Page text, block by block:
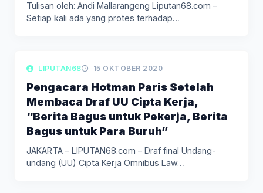
Tulisan oleh: Andi Mallarangeng Liputan68.com –
Setiap kali ada yang protes terhadap…
LIPUTAN BERITA
LIPUTAN68 15 OKTOBER 2020
Pengacara Hotman Paris Setelah
Membaca Draf UU Cipta Kerja,
“Berita Bagus untuk Pekerja, Berita
Bagus untuk Para Buruh”
JAKARTA – LIPUTAN68.com – Draf final Undang-
undang (UU) Cipta Kerja Omnibus Law…